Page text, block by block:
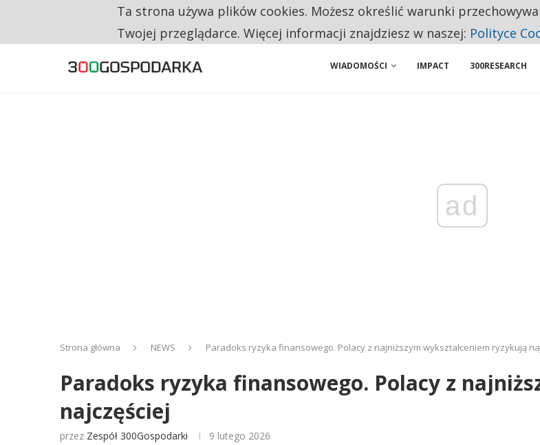
160 ZNAKÓW TO ZA MAŁO. FUNDACJA PROPONUJE PROSTĄ ZMIANĘ, KTÓRA MOŻE OGRANICZYĆ
WIADOMOŚCI IMPACT 300RESEARCH
ad
Strona główna NEWS Paradoks ryzyka finansowego. Polacy z najniższym wykształceniem ryzykują
Paradoks ryzyka finansowego. Polacy z
najczęściej
przez Zespół 300Gospodarki 9 lutego 2026
Ta strona używa plików cookies. Możesz określić warunki
Twojej przeglądarce. Więcej informacji znajdziesz w naszej: Polityce